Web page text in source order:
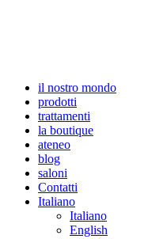
il nostro mondo
prodotti
trattamenti
la boutique
ateneo
blog
saloni
Contatti
Italiano
Italiano
English